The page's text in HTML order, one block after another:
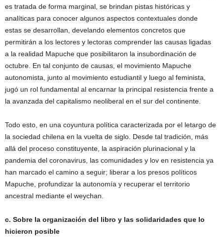
es tratada de forma marginal, se brindan pistas históricas y
analíticas para conocer algunos aspectos contextuales donde
estas se desarrollan, develando elementos concretos que
permitirán a los lectores y lectoras comprender las causas ligadas
a la realidad Mapuche que posibilitaron la insubordinación de
octubre. En tal conjunto de causas, el movimiento Mapuche
autonomista, junto al movimiento estudiantil y luego al feminista,
jugó un rol fundamental al encarnar la principal resistencia frente a
la avanzada del capitalismo neoliberal en el sur del continente.
Todo esto, en una coyuntura política caracterizada por el letargo de
la sociedad chilena en la vuelta de siglo. Desde tal tradición, más
allá del proceso constituyente, la aspiración plurinacional y la
pandemia del coronavirus, las comunidades y lov en resistencia ya
han marcado el camino a seguir; liberar a los presos políticos
Mapuche, profundizar la autonomía y recuperar el territorio
ancestral mediante el weychan.
c. Sobre la organización del libro y las solidaridades que lo
hicieron posible